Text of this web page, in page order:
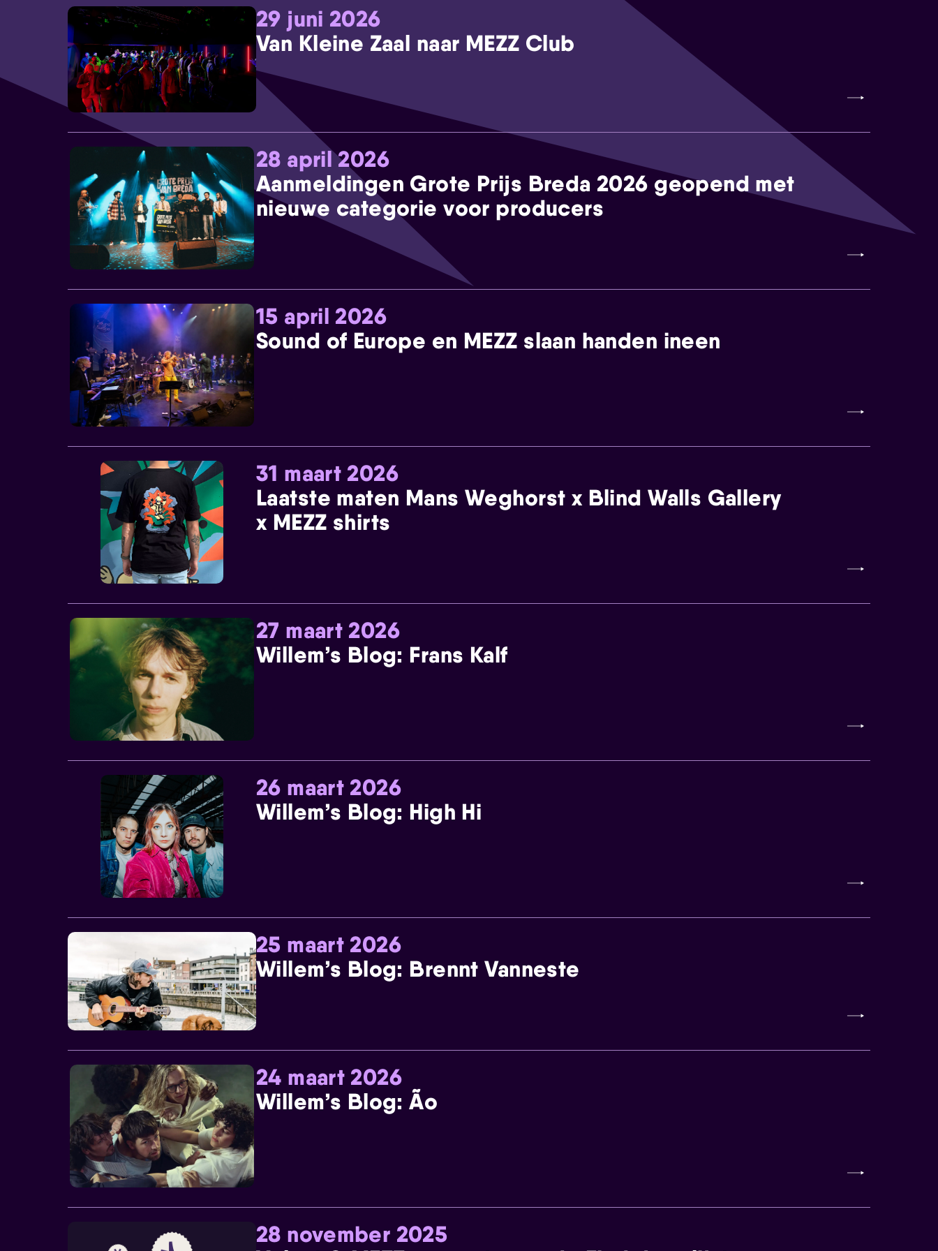
29 juni 2026
Van Kleine Zaal naar MEZZ Club
28 april 2026
Aanmeldingen Grote Prijs Breda 2026 geopend met
nieuwe categorie voor producers
15 april 2026
Sound of Europe en MEZZ slaan handen ineen
31 maart 2026
Laatste maten Mans Weghorst x Blind Walls Gallery
x MEZZ shirts
27 maart 2026
Willem’s Blog: Frans Kalf
26 maart 2026
Willem’s Blog: High Hi
25 maart 2026
Willem’s Blog: Brennt Vanneste
24 maart 2026
Willem’s Blog: Ão
28 november 2025